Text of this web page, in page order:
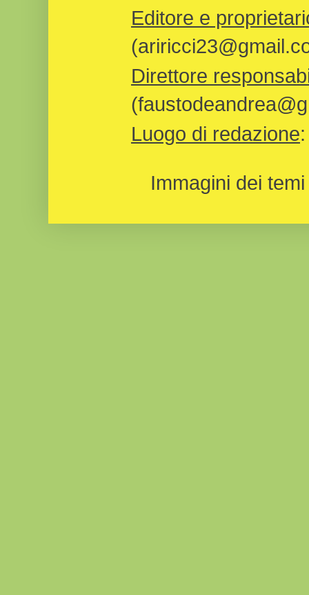
Editore e
Direttore
Luogo di redazione
Immagini dei